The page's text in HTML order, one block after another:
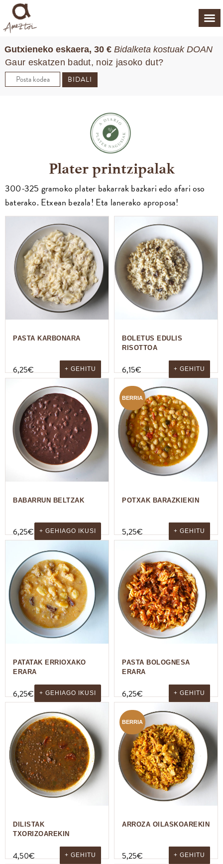
Gaur eskatzen badut, noiz jasoko dut?
BIDALI
Gutxieneko eskaera, 30 € Bidalketa kostuak DOAN
Plater printzipalak
300-325 gramoko plater bakarrak bazkari edo afari oso
baterako. Etxean bezala! Eta lanerako aproposa!
PASTA KARBONARA
6,25€ + GEHITU
BOLETUS EDULIS
RISOTTOA
6,15€ + GEHITU
BABARRUN BELTZAK
6,25€ + GEHIAGO IKUSI
BERRIA
POTXAK BARAZKIEKIN
5,25€ + GEHITU
PATATAK ERRIOXAKO
ERARA
6,25€ + GEHIAGO IKUSI
PASTA BOLOGNESA
ERARA
6,25€ + GEHITU
DILISTAK
TXORIZOAREKIN
4,50€ + GEHITU
BERRIA
ARROZA OILASKOAREKIN
5,25€ + GEHITU